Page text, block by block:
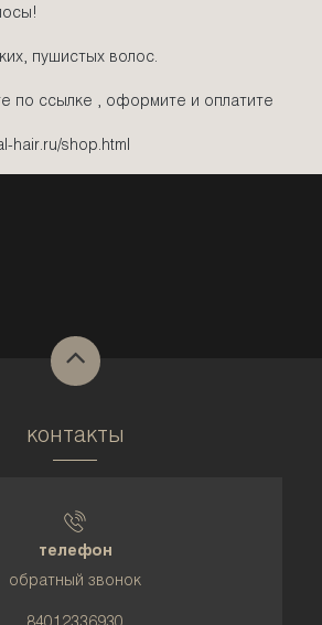
пушистых волос.
по ссылке , оформите и оплатите
hair.ru/shop.html
контакты
телефон
обратный звонок